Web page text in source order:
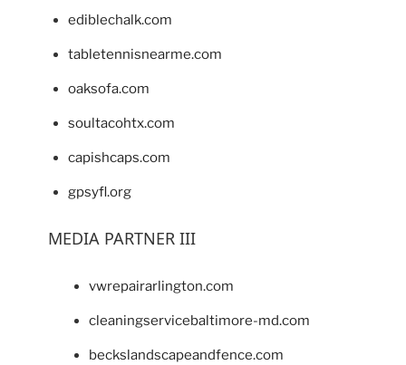
ediblechalk.com
tabletennisnearme.com
oaksofa.com
soultacohtx.com
capishcaps.com
gpsyfl.org
MEDIA PARTNER III
vwrepairarlington.com
cleaningservicebaltimore-md.com
beckslandscapeandfence.com